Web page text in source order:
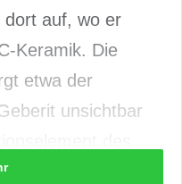
dort auf, wo er
Keramik. Die
etwa der
unsichtbar